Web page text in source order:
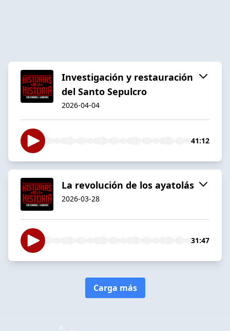
Investigación y restauración
del Santo Sepulcro
2026-04-04
41:12
La revolución de los ayatolás
2026-03-28
31:47
Carga más